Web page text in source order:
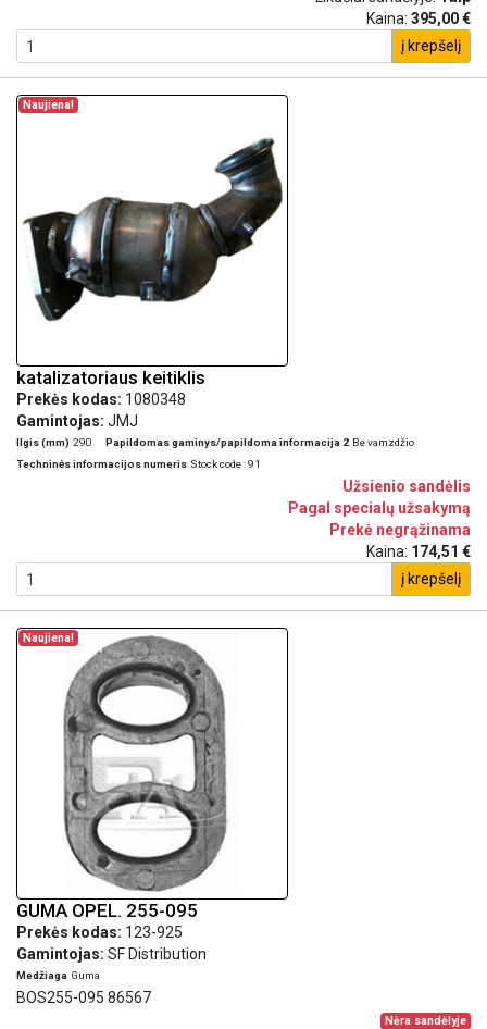
Kaina: 395,00 €
į krepšelį
Naujiena!
katalizatoriaus keitiklis
Prekės kodas: 1080348
Gamintojas: JMJ
Ilgis (mm) 290 Papildomas gaminys/papildoma informacija 2 Be vamzdžio
Techninės informacijos numeris Stock code : 91
Užsienio sandėlis
Pagal specialų užsakymą
Prekė negrąžinama
Kaina: 174,51 €
į krepšelį
Naujiena!
GUMA OPEL. 255-095
Prekės kodas: 123-925
Gamintojas: SF Distribution
Medžiaga Guma
BOS255-095 86567
Nėra sandėlyje